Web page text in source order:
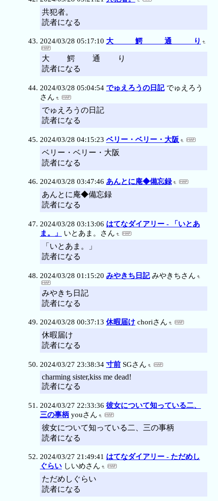
共犯者。
読者になる
2024/03/28 05:17:10 大 鰐 通 り
大 鰐 通 り
読者になる
2024/03/28 05:04:54 でゅえろうの日記 でゅえろう
さん
でゅえろうの日記
読者になる
2024/03/28 04:15:23 ベリー・ベリー・大阪
ベリー・ベリー・大阪
読者になる
2024/03/28 03:47:46 あんとに庵◆備忘録
あんとに庵◆備忘録
読者になる
2024/03/28 03:13:06 はてなダイアリー - 「いとあ
ま。」
いとあま。さん
「いとあま。」
読者になる
2024/03/28 01:15:20 みやきち日記 みやきちさん
みやきち日記
読者になる
2024/03/28 00:37:13 休暇届け choriさん
休暇届け
読者になる
2024/03/27 23:38:34 寸前 SGさん
charming sister,kiss me dead!
読者になる
2024/03/27 22:33:36 彼女について知っている二、
三の事柄 youさん
彼女について知っている二、三の事柄
読者になる
2024/03/27 21:49:41 はてなダイアリー - ただめし
ぐらい しいめさん
ただめしぐらい
読者になる